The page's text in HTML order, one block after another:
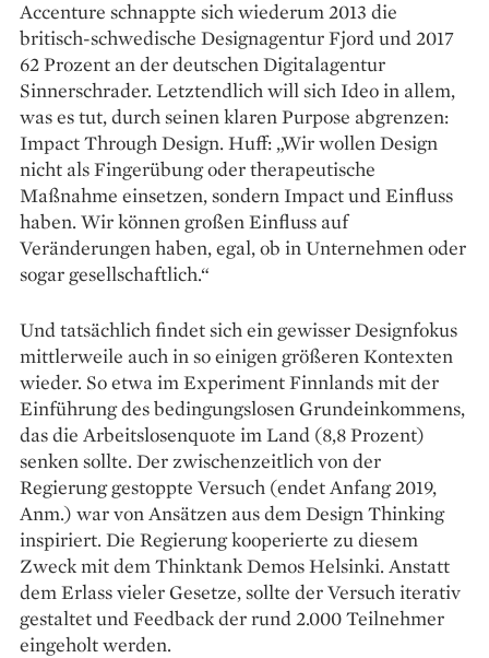
Accenture schnappte sich wiederum 2013 die
britisch-schwedische Designagentur Fjord und 2017
62 Prozent an der deutschen Digitalagentur
Sinnerschrader. Letztendlich will sich Ideo in allem,
was es tut, durch seinen klaren Purpose abgrenzen:
Impact Through Design. Huff: „Wir wollen Design
nicht als Fingerübung oder therapeutische
Maßnahme einsetzen, sondern Impact und Einfluss
haben. Wir können großen Einfluss auf
Veränderungen haben, egal, ob in Unternehmen oder
sogar gesellschaftlich.“
Und tatsächlich findet sich ein gewisser Designfokus
mittlerweile auch in so einigen größeren Kontexten
wieder. So etwa im Experiment Finnlands mit der
Einführung des bedingungslosen Grundeinkommens,
das die Arbeitslosenquote im Land (8,8 Prozent)
senken sollte. Der zwischenzeitlich von der
Regierung gestoppte Versuch (endet Anfang 2019,
Anm.) war von Ansätzen aus dem Design Thinking
inspiriert. Die Regierung kooperierte zu diesem
Zweck mit dem Thinktank Demos Helsinki. Anstatt
dem Erlass vieler Gesetze, sollte der Versuch iterativ
gestaltet und Feedback der rund 2.000 Teilnehmer
eingeholt werden.